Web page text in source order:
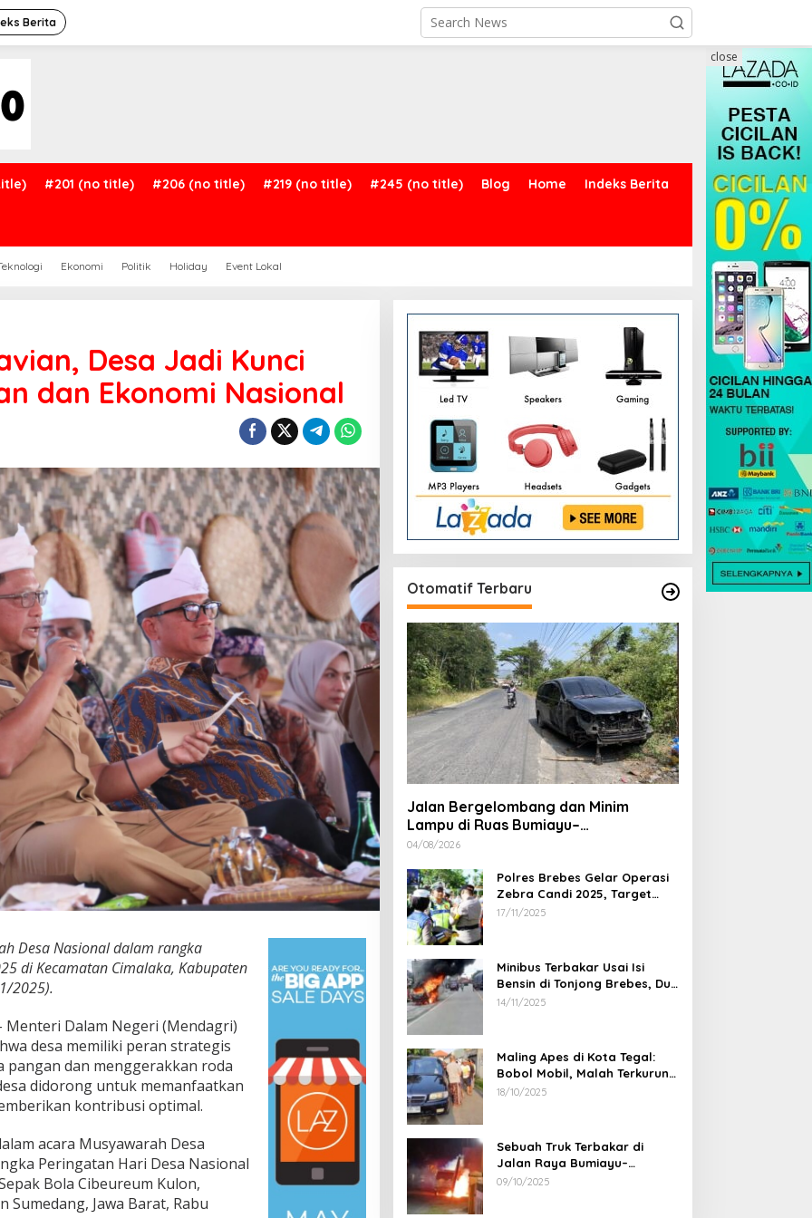
Berita
#201 (no title) #206 (no title) #219 (no title) #245 (no title) Blog Home Indeks Berita
Ekonomi Politik Holiday Event Lokal
close
Desa Jadi Kunci
dan Ekonomi Nasional
Desa Nasional dalam rangka
di Kecamatan Cimalaka, Kabupaten
2025).
Menteri Dalam Negeri (Mendagri)
desa memiliki peran strategis
pangan dan menggerakkan roda
didorong untuk memanfaatkan
kontribusi optimal.
acara Musyawarah Desa
Peringatan Hari Desa Nasional
Bola Cibeureum Kulon,
Sumedang, Jawa Barat, Rabu
Otomatif Terbaru
Jalan Bergelombang dan Minim
Lampu di Ruas Bumiayu–
Bantarkawung Telan Korban, Innova
04/08/2026
Polres Brebes Gelar Operasi
Zebra Candi 2025, Target
Turunkan Kecelakaan dan
17/11/2025
Minibus Terbakar Usai Isi
Bensin di Tonjong Brebes, Dua
Penumpang Luka Bakar
14/11/2025
Maling Apes di Kota Tegal:
Bobol Mobil, Malah Terkurung
Sendiri di Dalamnya
18/10/2025
Sebuah Truk Terbakar di
Jalan Raya Bumiayu–
Bantarkawung, Diduga Akibat
09/10/2025
Pegiat Pemekaran Brebes Selatan